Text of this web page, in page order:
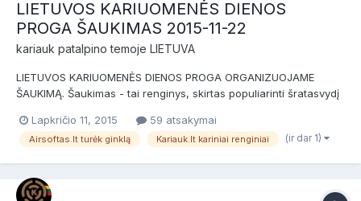
LIETUVOS KARIUOMENĖS DIENOS
PROGA ŠAUKIMAS 2015-11-22
kariauk patalpino temoje LIETUVA
LIETUVOS KARIUOMENĖS DIENOS PROGA ORGANIZUOJAME
ŠAUKIMĄ. Šaukimas - tai renginys, skirtas populiarinti šratasvydį
bendruomenę. Šaukimas skirtas naujokams (nuomininkams) ir
patyrusiems žaidėjams bei airsofto komandoms. Prieš žaidimą
Lapkričio 11, 2015 59 atsakymai
Airsoftas.lt turėk ginklą Kariauk.lt kariniai renginiai (ir dar 1)